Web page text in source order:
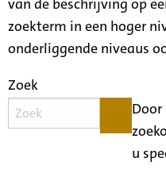
zoekterm in een hoger
onderliggende niveaus
Zoek
u